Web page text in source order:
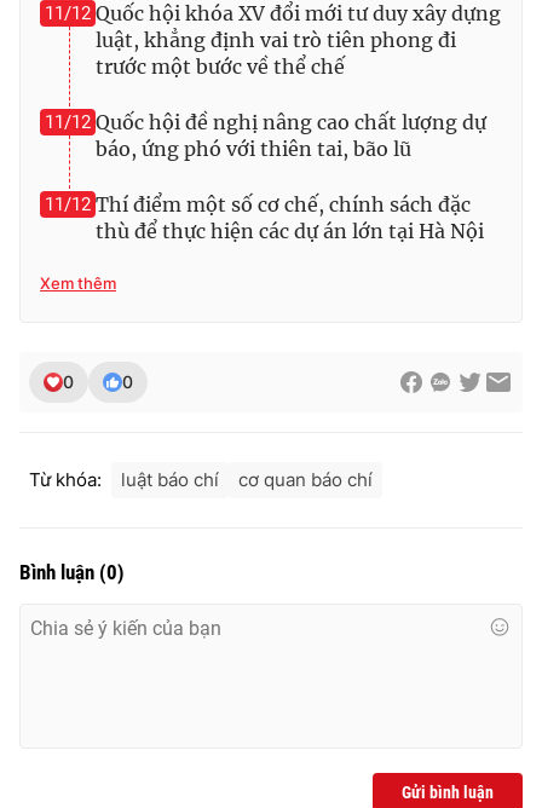
11/12 Quốc hội khóa XV đổi mới tư duy xây dựng
luật, khẳng định vai trò tiên phong đi
trước một bước về thể chế
11/12 Quốc hội đề nghị nâng cao chất lượng dự
báo, ứng phó với thiên tai, bão lũ
11/12 Thí điểm một số cơ chế, chính sách đặc
thù để thực hiện các dự án lớn tại Hà Nội
Xem thêm
0 0
Từ khóa: luật báo chí cơ quan báo chí
Bình luận (0)
Gửi bình luận